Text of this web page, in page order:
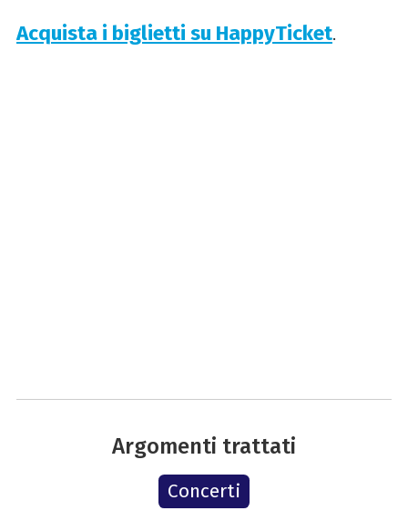
Acquista i biglietti su HappyTicket.
Argomenti trattati
Concerti